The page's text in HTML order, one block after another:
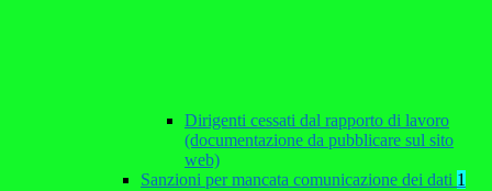
Dirigenti cessati dal rapporto di lavoro
(documentazione da pubblicare sul sito
web)
Sanzioni per mancata comunicazione dei dati 1